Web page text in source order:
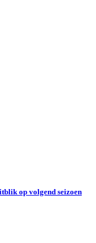
op volgend seizoen